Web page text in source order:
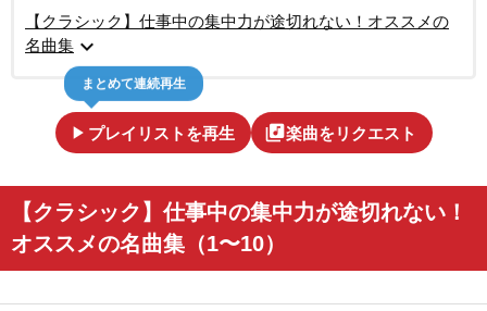
【クラシック】仕事中の集中力が途切れない！オススメの
名曲集 expand_more
play_arrow プレイリストを再生
まとめて連続再生
library_music楽曲をリクエスト
【クラシック】仕事中の集中力が途切れない！
オススメの名曲集（1〜10）